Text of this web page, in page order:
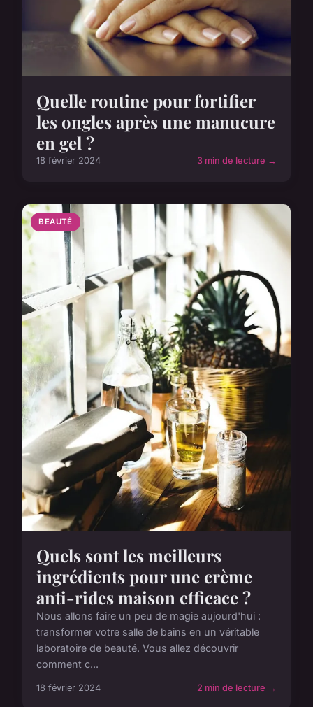
Quelle routine pour fortifier
les ongles après une manucure
en gel ?
18 février 2024 3 min de lecture →
BEAUTÉ
Quels sont les meilleurs
ingrédients pour une crème
anti-rides maison efficace ?
Nous allons faire un peu de magie aujourd'hui :
transformer votre salle de bains en un véritable
laboratoire de beauté. Vous allez découvrir
comment c...
18 février 2024 2 min de lecture →